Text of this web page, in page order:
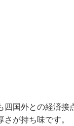
国外との経済
が持ち味です。